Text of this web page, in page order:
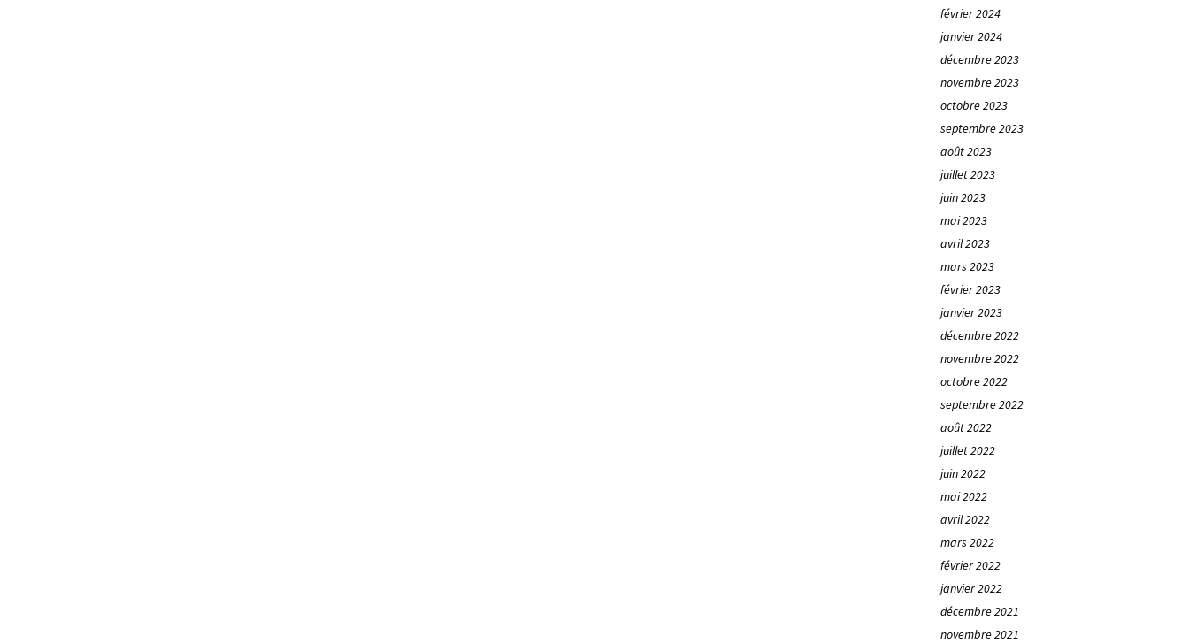
février 2024
janvier 2024
décembre 2023
novembre 2023
octobre 2023
septembre 2023
août 2023
juillet 2023
juin 2023
mai 2023
avril 2023
mars 2023
février 2023
janvier 2023
décembre 2022
novembre 2022
octobre 2022
septembre 2022
août 2022
juillet 2022
juin 2022
mai 2022
avril 2022
mars 2022
février 2022
janvier 2022
décembre 2021
novembre 2021